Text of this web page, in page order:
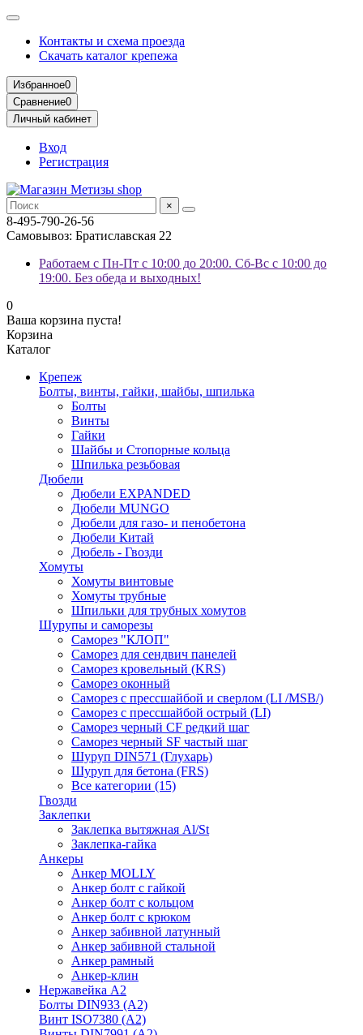
Контакты и схема проезда
Скачать каталог крепежа
Избранное0
Сравнение0
Личный кабинет
Вход
Регистрация
×
8-495-790-26-56
Самовывоз: Братиславская 22
Работаем с Пн-Пт с 10:00 до 20:00. Сб-Вс с 10:00 до
19:00. Без обеда и выходных!
0
Ваша корзина пуста!
Корзина
Каталог
Крепеж
Болты, винты, гайки, шайбы, шпилька
Болты
Винты
Гайки
Шайбы и Стопорные кольца
Шпилька резьбовая
Дюбели
Дюбели EXPANDED
Дюбели MUNGO
Дюбели для газо- и пенобетона
Дюбели Китай
Дюбель - Гвозди
Хомуты
Хомуты винтовые
Хомуты трубные
Шпильки для трубных хомутов
Шурупы и саморезы
Саморез "КЛОП"
Саморез для сендвич панелей
Саморез кровельный (KRS)
Саморез оконный
Саморез с прессшайбой и сверлом (LI /MSB/)
Саморез с прессшайбой острый (LI)
Саморез черный CF редкий шаг
Саморез черный SF частый шаг
Шуруп DIN571 (Глухарь)
Шуруп для бетона (FRS)
Все категории (15)
Гвозди
Заклепки
Заклепка вытяжная Al/St
Заклепка-гайка
Анкеры
Анкер MOLLY
Анкер болт с гайкой
Анкер болт с кольцом
Анкер болт с крюком
Анкер забивной латунный
Анкер забивной стальной
Анкер рамный
Анкер-клин
Нержавейка А2
Болты DIN933 (A2)
Винт ISO7380 (A2)